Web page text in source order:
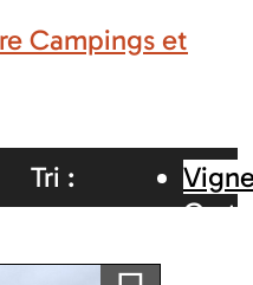
Campings et
Carte
Tri :
Ajouter a ma sélection